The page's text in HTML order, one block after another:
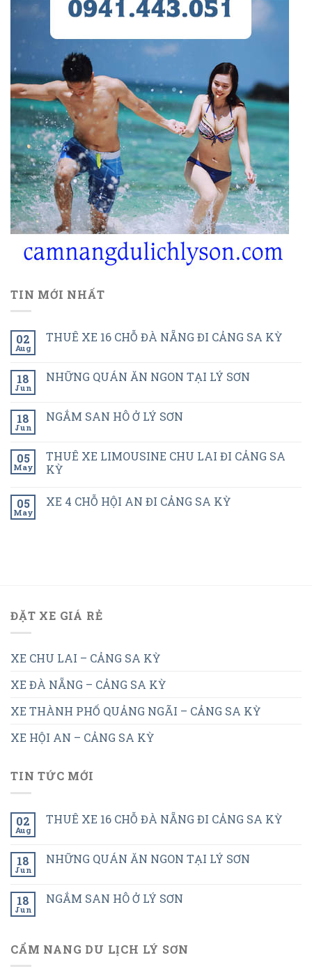
TIN MỚI NHẤT
02
Aug
THUÊ XE 16 CHỖ ĐÀ NẴNG ĐI CẢNG SA KỲ
18
Jun
NHỮNG QUÁN ĂN NGON TẠI LÝ SƠN
18
Jun
NGẮM SAN HÔ Ở LÝ SƠN
05
May
THUÊ XE LIMOUSINE CHU LAI ĐI CẢNG SA
KỲ
05
May
XE 4 CHỖ HỘI AN ĐI CẢNG SA KỲ
ĐẶT XE GIÁ RẺ
XE CHU LAI – CẢNG SA KỲ
XE ĐÀ NẴNG – CẢNG SA KỲ
XE THÀNH PHỐ QUẢNG NGÃI – CẢNG SA KỲ
XE HỘI AN – CẢNG SA KỲ
TIN TỨC MỚI
02
Aug
THUÊ XE 16 CHỖ ĐÀ NẴNG ĐI CẢNG SA KỲ
18
Jun
NHỮNG QUÁN ĂN NGON TẠI LÝ SƠN
18
Jun
NGẮM SAN HÔ Ở LÝ SƠN
CẨM NANG DU LỊCH LÝ SƠN